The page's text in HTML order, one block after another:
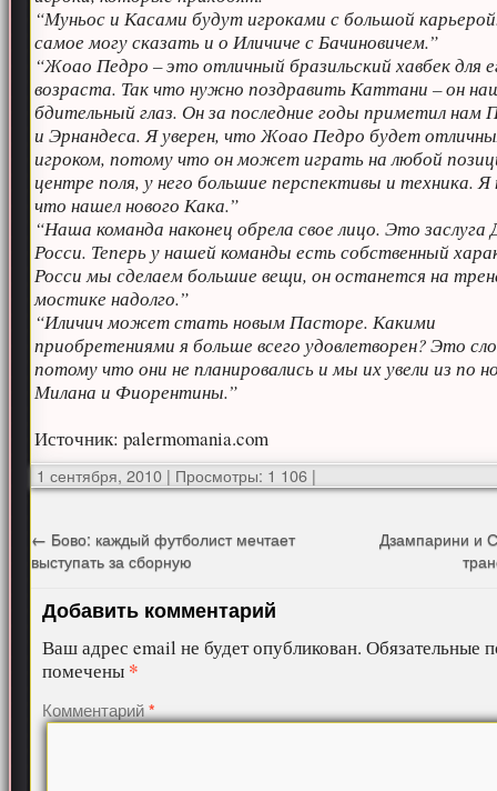
“Муньос и Касами будут игроками с большой
самое могу сказать и о Иличиче с Бачиновичем.”
“Жоао Педро – это отличный бразильский хавбек для
возраста. Так что нужно поздравить Каттани – он
бдительный глаз. Он за последние годы приметил нам
и Эрнандеса. Я уверен, что Жоао Педро будет
игроком, потому что он может играть на любой
центре поля, у него большие перспективы и техника. Я
что нашел нового Кака.”
“Наша команда наконец обрела свое лицо. Это заслуга
Росси. Теперь у нашей команды есть собственный
Росси мы сделаем большие вещи, он останется на
мостике надолго.”
“Иличич может стать новым Пасторе. Какими
приобретениями я больше всего удовлетворен? Это
потому что они не планировались и мы их увели из по
Милана и Фиорентины.”
Источник: palermomania.com
1 сентября, 2010 | Просмотры: 1 106 |
← Бово: каждый футболист мечтает
выступать за сборную
Дзампарини и
Добавить комментарий
Ваш адрес email не будет опубликован. Обязательные
помечены *
Комментарий*